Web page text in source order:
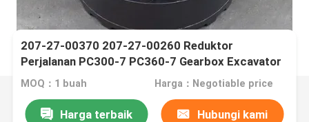
207-27-00370 207-27-00260 Reduktor
Perjalanan PC300-7 PC360-7 Gearbox Excavator
MOQ：1 buah Harga：Negotiable price
Harga terbaik Hubungi kami